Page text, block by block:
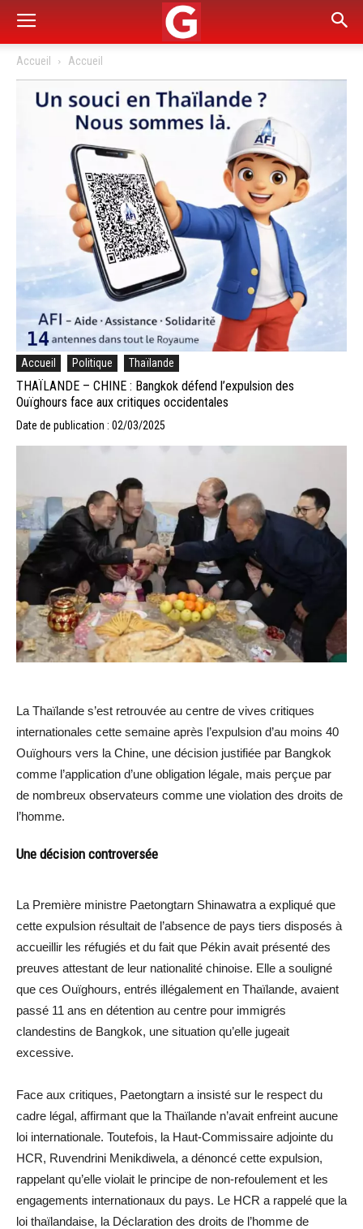
Accueil Accueil
Accueil Politique Thaïlande
THAÏLANDE – CHINE : Bangkok défend l’expulsion des
Ouïghours face aux critiques occidentales
Date de publication : 02/03/2025
La Thaïlande s’est retrouvée au centre de vives critiques
internationales cette semaine après l’expulsion d’au moins 40
Ouïghours vers la Chine, une décision justifiée par Bangkok
comme l’application d’une obligation légale, mais perçue par
de nombreux observateurs comme une violation des droits de
l’homme.
Une décision controversée
La Première ministre Paetongtarn Shinawatra a expliqué que
cette expulsion résultait de l’absence de pays tiers disposés à
accueillir les réfugiés et du fait que Pékin avait présenté des
preuves attestant de leur nationalité chinoise. Elle a souligné
que ces Ouïghours, entrés illégalement en Thaïlande, avaient
passé 11 ans en détention au centre pour immigrés
clandestins de Bangkok, une situation qu’elle jugeait
excessive.
Face aux critiques, Paetongtarn a insisté sur le respect du
cadre légal, affirmant que la Thaïlande n’avait enfreint aucune
loi internationale. Toutefois, la Haut-Commissaire adjointe du
HCR, Ruvendrini Menikdiwela, a dénoncé cette expulsion,
rappelant qu’elle violait le principe de non-refoulement et les
engagements internationaux du pays. Le HCR a rappelé que la
loi thaïlandaise, la Déclaration des droits de l’homme de